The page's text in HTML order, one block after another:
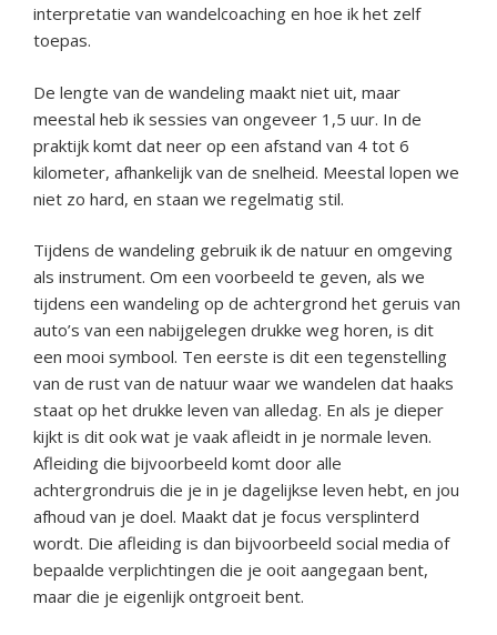
interpretatie van wandelcoaching en hoe ik het zelf
toepas.
De lengte van de wandeling maakt niet uit, maar
meestal heb ik sessies van ongeveer 1,5 uur. In de
praktijk komt dat neer op een afstand van 4 tot 6
kilometer, afhankelijk van de snelheid. Meestal lopen we
niet zo hard, en staan we regelmatig stil.
Tijdens de wandeling gebruik ik de natuur en omgeving
als instrument. Om een voorbeeld te geven, als we
tijdens een wandeling op de achtergrond het geruis van
auto’s van een nabijgelegen drukke weg horen, is dit
een mooi symbool. Ten eerste is dit een tegenstelling
van de rust van de natuur waar we wandelen dat haaks
staat op het drukke leven van alledag. En als je dieper
kijkt is dit ook wat je vaak afleidt in je normale leven.
Afleiding die bijvoorbeeld komt door alle
achtergrondruis die je in je dagelijkse leven hebt, en jou
afhoud van je doel. Maakt dat je focus versplinterd
wordt. Die afleiding is dan bijvoorbeeld social media of
bepaalde verplichtingen die je ooit aangegaan bent,
maar die je eigenlijk ontgroeit bent.